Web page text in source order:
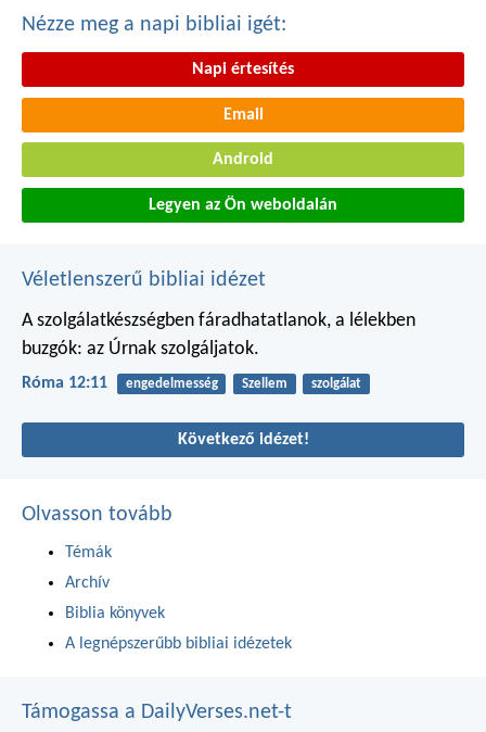
Nézze meg a napi bibliai igét:
Napi értesítés
Email
Android
Legyen az Ön weboldalán
Véletlenszerű bibliai idézet
A szolgálatkészségben fáradhatatlanok, a lélekben
buzgók: az Úrnak szolgáljatok.
Róma 12:11 engedelmesség Szellem szolgálat
Következő idézet!
Olvasson tovább
Témák
Archív
Biblia könyvek
A legnépszerűbb bibliai idézetek
Támogassa a DailyVerses.net-t